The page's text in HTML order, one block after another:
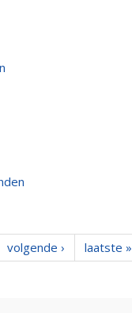
volgende › laatste »